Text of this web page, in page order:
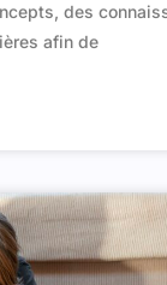
des
afin de